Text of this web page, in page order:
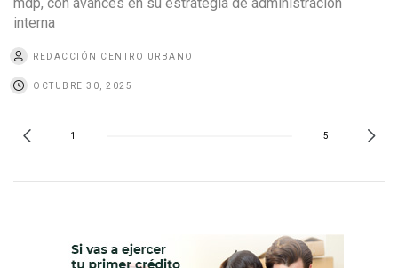
interna
REDACCIÓN CENTRO URBANO
OCTUBRE 30, 2025
1 5